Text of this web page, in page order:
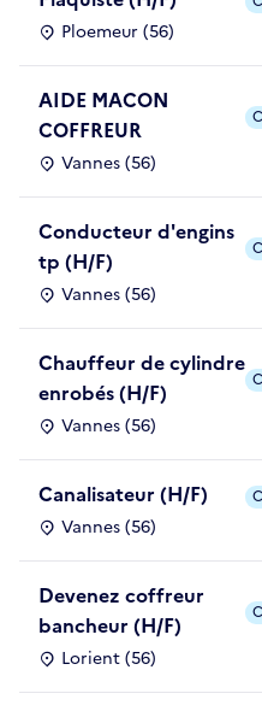
Ploemeur (56)
AIDE MACON
COFFREUR
Vannes (56)
Conducteur d'engins
tp (H/F)
Vannes (56)
Chauffeur de cylindre
enrobés (H/F)
Vannes (56)
Canalisateur (H/F)
Vannes (56)
Devenez coffreur
bancheur (H/F)
Lorient (56)